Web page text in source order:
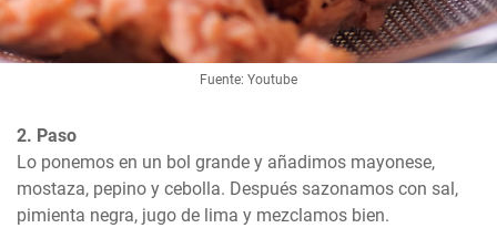
Fuente: Youtube
2. Paso
Lo ponemos en un bol grande y añadimos mayonese,
mostaza, pepino y cebolla. Después sazonamos con sal,
pimienta negra, jugo de lima y mezclamos bien.